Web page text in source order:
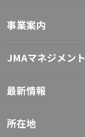
事業案内
JMAマネジメント
最新情報
所在地